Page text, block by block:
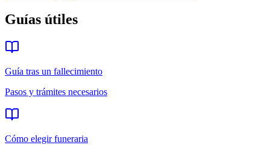
Guías útiles
Guía tras un fallecimiento
Pasos y trámites necesarios
Cómo elegir funeraria